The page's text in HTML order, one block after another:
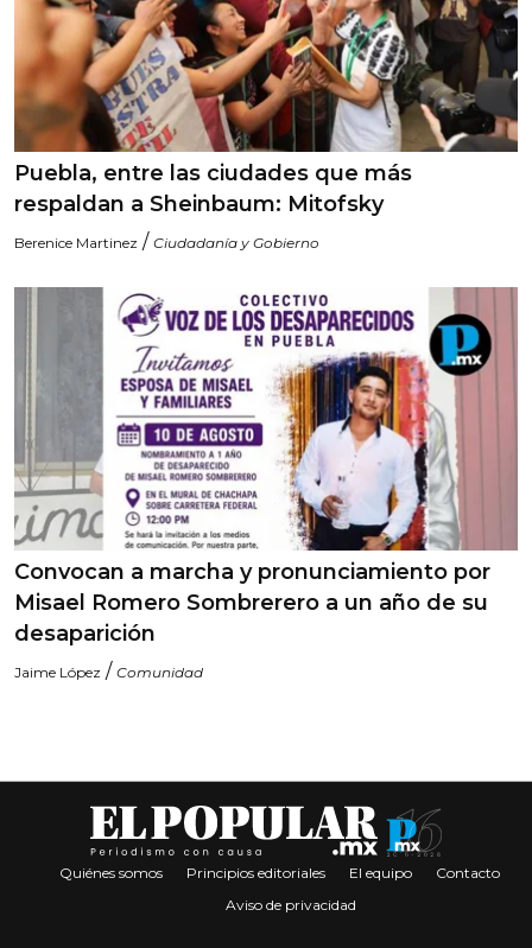
Puebla, entre las ciudades que más
respaldan a Sheinbaum: Mitofsky
Berenice Martinez / Ciudadanía y Gobierno
Convocan a marcha y pronunciamiento por
Misael Romero Sombrerero a un año de su
desaparición
Jaime López / Comunidad
Quiénes somos Principios editoriales El equipo
Contacto
Aviso de privacidad